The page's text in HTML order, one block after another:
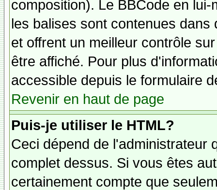
composition). Le BBCode en
les balises sont contenues
et offrent un meilleur contrôle
être affiché. Pour plus
accessible depuis le formulaire
Revenir en haut de page
Puis-je utiliser le HTML?
Ceci dépend de l'administrateur
complet dessus. Si vous êtes
certainement compte que